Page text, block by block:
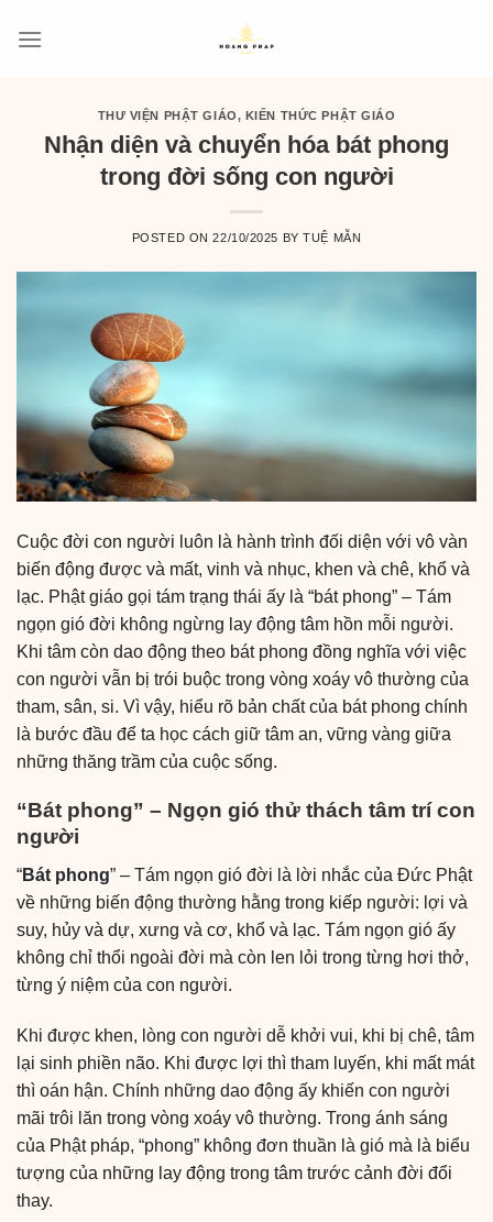
THƯ VIỆN PHẬT GIÁO, KIẾN THỨC PHẬT GIÁO
Nhận diện và chuyển hóa bát phong
trong đời sống con người
POSTED ON22/10/2025 BYTUỆ MẪN
Cuộc đời con người luôn là hành trình đối diện với vô vàn
biến động được và mất, vinh và nhục, khen và chê, khổ và
lạc. Phật giáo gọi tám trạng thái ấy là “bát phong” – Tám
ngọn gió đời không ngừng lay động tâm hồn mỗi người.
Khi tâm còn dao động theo bát phong đồng nghĩa với việc
con người vẫn bị trói buộc trong vòng xoáy vô thường của
tham, sân, si. Vì vậy, hiểu rõ bản chất của bát phong chính
là bước đầu để ta học cách giữ tâm an, vững vàng giữa
những thăng trầm của cuộc sống.
“Bát phong” – Ngọn gió thử thách tâm trí con
người
“Bát phong” – Tám ngọn gió đời là lời nhắc của Đức Phật
về những biến động thường hằng trong kiếp người: lợi và
suy, hủy và dự, xưng và cơ, khổ và lạc. Tám ngọn gió ấy
không chỉ thổi ngoài đời mà còn len lỏi trong từng hơi thở,
từng ý niệm của con người.
Khi được khen, lòng con người dễ khởi vui, khi bị chê, tâm
lại sinh phiền não. Khi được lợi thì tham luyến, khi mất mát
thì oán hận. Chính những dao động ấy khiến con người
mãi trôi lăn trong vòng xoáy vô thường. Trong ánh sáng
của Phật pháp, “phong” không đơn thuần là gió mà là biểu
tượng của những lay động trong tâm trước cảnh đời đổi
thay.